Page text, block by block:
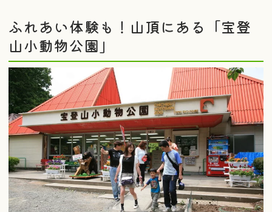
ふれあい体験も！山頂にある「宝登
山小動物公園」